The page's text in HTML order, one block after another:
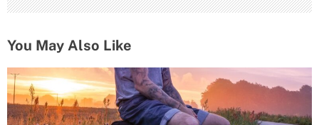
You May Also Like